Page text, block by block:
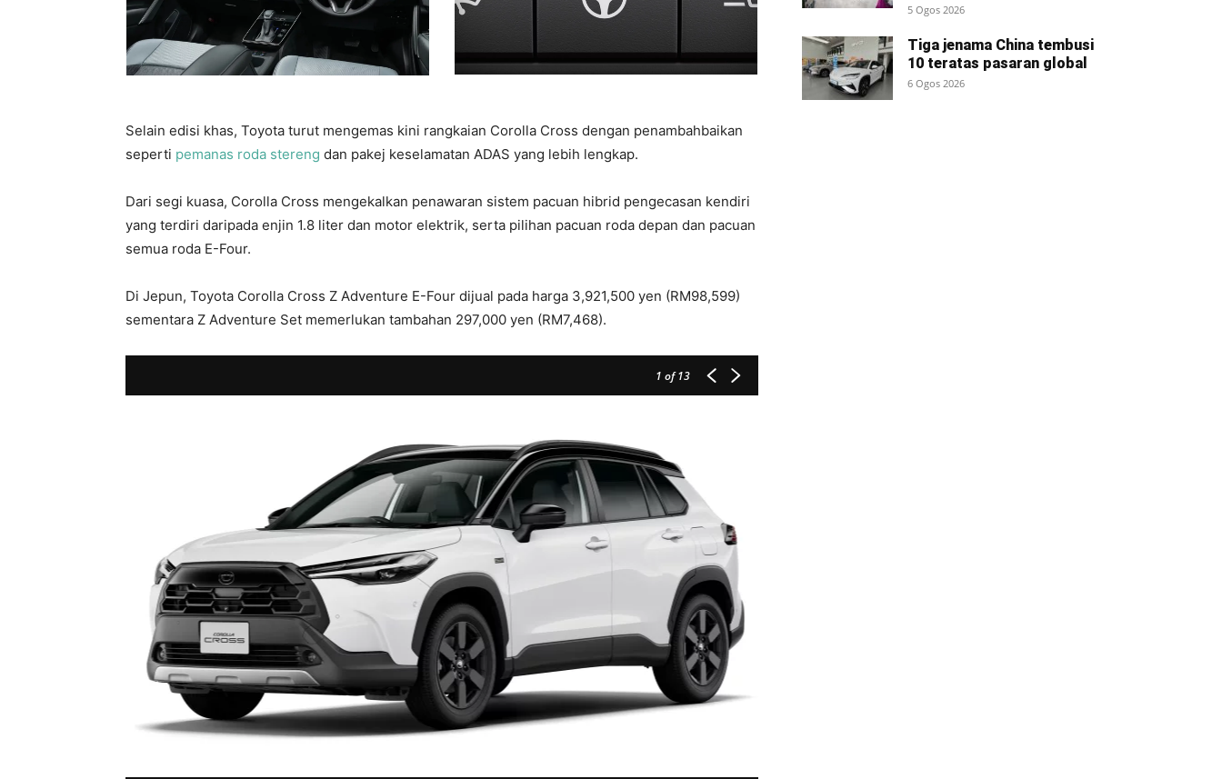
Selain edisi khas, Toyota turut mengemas kini rangkaian Corolla Cross dengan penambahbaikan
seperti pemanas roda stereng dan pakej keselamatan ADAS yang lebih lengkap.
Dari segi kuasa, Corolla Cross mengekalkan penawaran sistem pacuan hibrid pengecasan kendiri
yang terdiri daripada enjin 1.8 liter dan motor elektrik, serta pilihan pacuan roda depan dan pacuan
semua roda E-Four.
Di Jepun, Toyota Corolla Cross Z Adventure E-Four dijual pada harga 3,921,500 yen (RM98,599)
sementara Z Adventure Set memerlukan tambahan 297,000 yen (RM7,468).
1 of 13
5 Ogos 2026
Tiga jenama China tembusi
10 teratas pasaran global
6 Ogos 2026